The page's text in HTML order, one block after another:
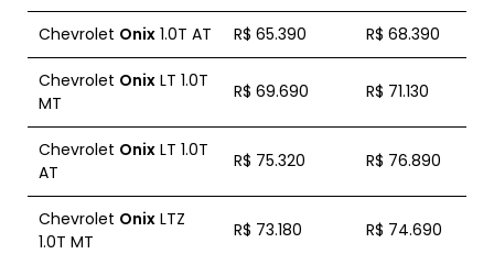
Chevrolet Onix 1.0T AT R$ 65.390 R$ 68.390
Chevrolet Onix LT 1.0T
MT
R$ 69.690 R$ 71.130
Chevrolet Onix LT 1.0T
AT
R$ 75.320 R$ 76.890
Chevrolet Onix LTZ
1.0T MT
R$ 73.180 R$ 74.690